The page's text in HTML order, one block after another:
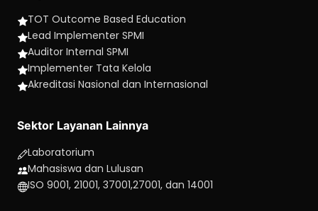
TOT Outcome Based Education
Lead Implementer SPMI
Auditor Internal SPMI
Implementer Tata Kelola
Akreditasi Nasional dan Internasional
Sektor Layanan Lainnya
Laboratorium
Mahasiswa dan Lulusan
ISO 9001, 21001, 37001,27001, dan 14001